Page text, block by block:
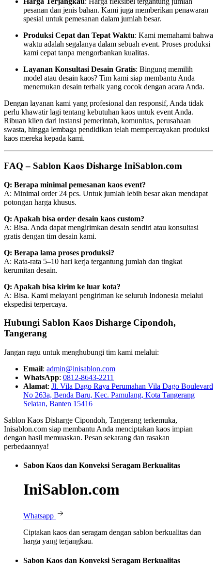
pesanan dan jenis bahan. Kami juga memberikan penawaran
spesial untuk pemesanan dalam jumlah besar.
Produksi Cepat dan Tepat Waktu: Kami memahami bahwa
waktu adalah segalanya dalam sebuah event. Proses produksi
kami cepat tanpa mengorbankan kualitas.
Layanan Konsultasi Desain Gratis: Bingung memilih
model atau desain kaos? Tim kami siap membantu Anda
menemukan desain terbaik yang cocok dengan acara Anda.
Dengan layanan kami yang profesional dan responsif, Anda tidak
perlu khawatir lagi tentang kebutuhan kaos untuk event Anda.
Ribuan klien dari instansi pemerintah, komunitas, perusahaan
swasta, hingga lembaga pendidikan telah mempercayakan produksi
kaos mereka kepada kami.
FAQ – Sablon Kaos Disharge IniSablon.com
Q: Berapa minimal pemesanan kaos event?
A: Minimal order 24 pcs. Untuk jumlah lebih besar akan mendapat
potongan harga khusus.
Q: Apakah bisa order desain kaos custom?
A: Bisa. Anda dapat mengirimkan desain sendiri atau konsultasi
gratis dengan tim desain kami.
Q: Berapa lama proses produksi?
A: Rata-rata 5–10 hari kerja tergantung jumlah dan tingkat
kerumitan desain.
Q: Apakah bisa kirim ke luar kota?
A: Bisa. Kami melayani pengiriman ke seluruh Indonesia melalui
ekspedisi terpercaya.
Hubungi Sablon Kaos Disharge Cipondoh,
Tangerang
Jangan ragu untuk menghubungi tim kami melalui:
Email: admin@inisablon.com
WhatsApp: 0812-8643-2211
Alamat: Jl. Vila Dago Raya Perumahan Vila Dago Boulevard
No 263a, Benda Baru, Kec. Pamulang, Kota Tangerang
Selatan, Banten 15416
Sablon Kaos Disharge Cipondoh, Tangerang terkemuka,
Inisablon.com siap membantu Anda menciptakan kaos impian
dengan hasil memuaskan. Pesan sekarang dan rasakan
perbedaannya!
Sabon Kaos dan Konveksi Seragam Berkualitas
IniSablon.com
Whatsapp
Ciptakan kaos dan seragam dengan sablon berkualitas dan
harga yang terjangkau.
Sabon Kaos dan Konveksi Seragam Berkualitas